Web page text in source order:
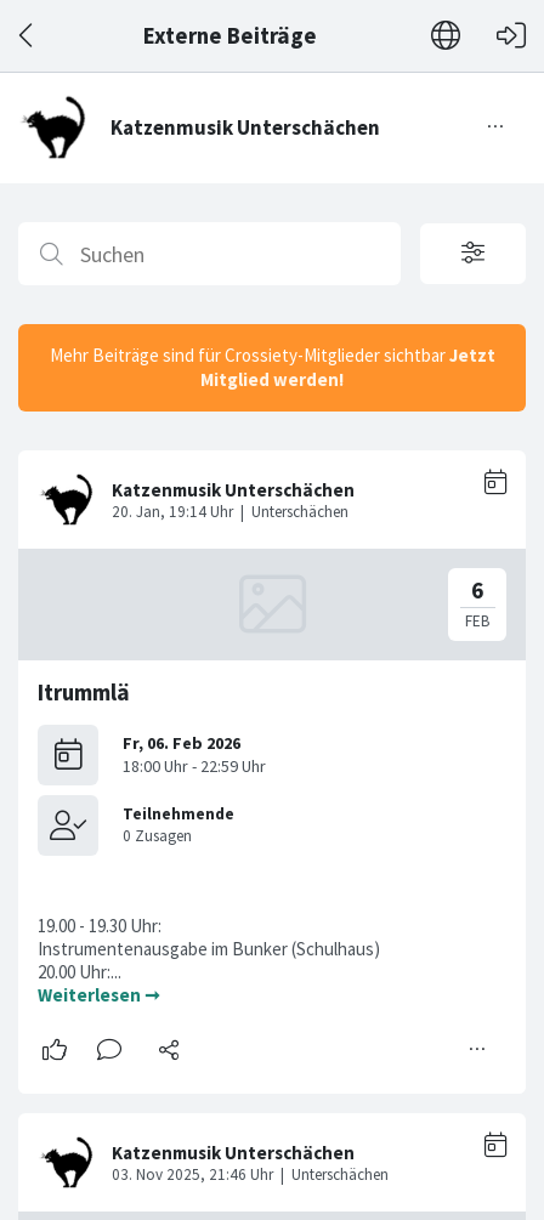
Externe Beiträge
Mehr Beiträge sind für Crossiety-Mitglieder sichtbarJetzt
Mitglied werden!
Itrummlä
19.00 - 19.30 Uhr:
Instrumentenausgabe im Bunker (Schulhaus)
20.00 Uhr:...
Weiterlesen ➞